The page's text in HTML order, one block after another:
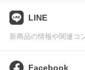
LINE
新商品の情報や関連コ
Facebook